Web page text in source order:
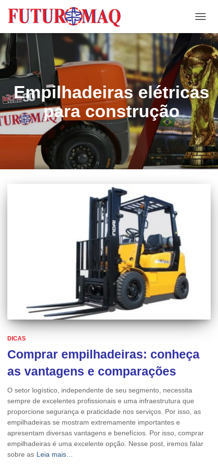
Empilhadeiras elétricas
para construção
DICAS
Comprar empilhadeiras: conheça
as vantagens e comparações
O setor logístico, independente de seu segmento, necessita
sempre de excelentes profissionais e uma infraestrutura que
proporcione segurança e praticidade nos serviços. Por isso, as
empilhadeiras se mostram extremamente importantes e
apresentam diversas vantagens e benefícios. Por isso, comprar
empilhadeiras é uma excelente opção. Nesse post, iremos falar
sobre as Leia mais…